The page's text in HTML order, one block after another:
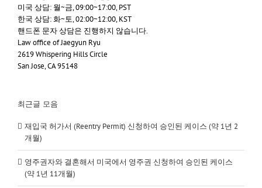
미국 상담: 월~금, 09:00~17:00, PST
한국 상담: 화~토, 02:00~12:00, KST
핸드폰 문자 상담은 진행하지 않습니다.
Law office of Jaegyun Ryu
2619 Whispering Hills Circle
San Jose, CA 95148
최근글 모음
재입국 허가서 (Reentry Permit) 신청하여 승인된 케이스 (약 1년 2
개월)
영주권자와 결혼해서 미국에서 영주권 신청하여 승인된 케이스
(약 1년 11개월)